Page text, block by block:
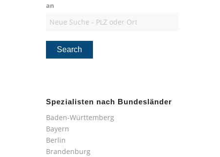
an
Spezialisten nach Bundesländer
Baden-Württemberg
Bayern
Berlin
Brandenburg